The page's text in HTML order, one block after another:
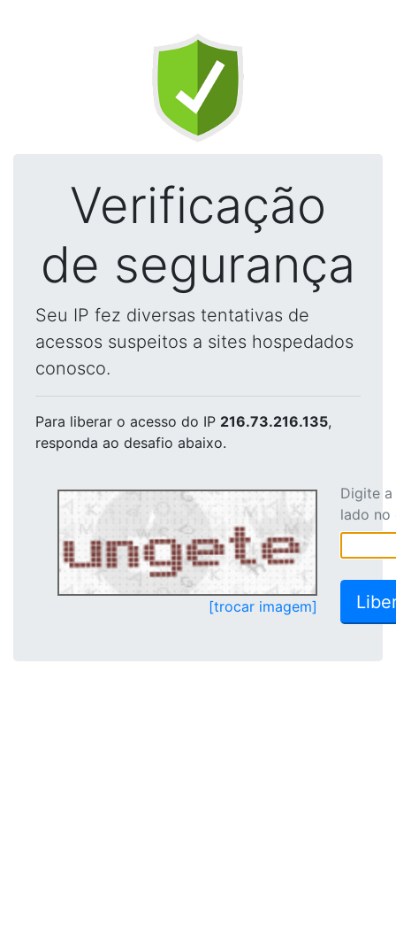
Verificação
de segurança
Seu IP fez diversas tentativas de
acessos suspeitos a sites hospedados
conosco.
Para liberar o acesso do IP 216.73.216.135,
responda ao desafio abaixo.
[trocar imagem]
Digite
lado no